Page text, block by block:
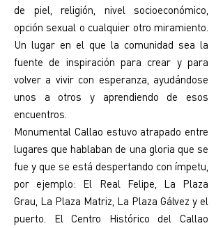
de piel, religión, nivel socioeconómico,
opción sexual o cualquier otro miramiento.
Un lugar en el que la comunidad sea la
fuente de inspiración para crear y para
volver a vivir con esperanza, ayudándose
unos a otros y aprendiendo de esos
encuentros.
Monumental Callao estuvo atrapado entre
lugares que hablaban de una gloria que se
fue y que se está despertando con ímpetu,
por ejemplo: El Real Felipe, La Plaza
Grau, La Plaza Matriz, La Plaza Gálvez y el
puerto. El Centro Histórico del Callao